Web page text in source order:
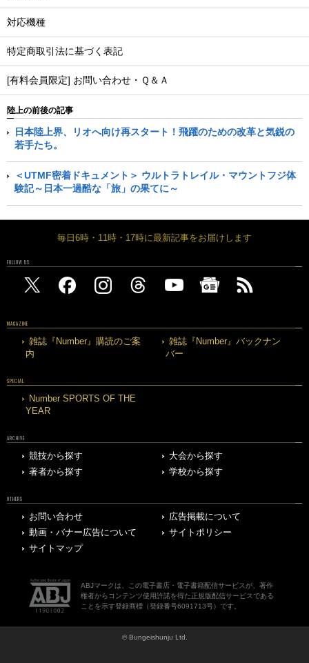
対応機種
特定商取引法に基づく表記
[有料会員限定] お問い合わせ・Ｑ＆Ａ
陸上の前後の記事
日本陸上界、リオへ向け再スタート！飛躍のための改革と気鋭の
若手たち。
＜UTMF密着ドキュメント＞ ウルトラトレイル・マウントフジ体
験記～日本一過酷な「旅」の果てに～
毎日6時・11時・17時に最新記事をお届けします
FOLLOW US
MAGAZINE
雑誌『Number』購読のご案
内
雑誌『Number』バックナン
バー
SPECIAL
Number SPORTS OF THE
YEAR
ARCHIVE
競技から探す
大会から探す
著者から探す
学校から探す
OTHERS
お問い合わせ
広告掲載について
動画・バナー広告について
サイトポリシー
サイトマップ
ABJマークは、この電子書店・電子書籍配信サービスが、著作
権者からコンテンツ使用許諾を得た正規版配信サービスである
ことを示す登録商標（登録番号6091713号）です。
© Bungeishunju Ltd.